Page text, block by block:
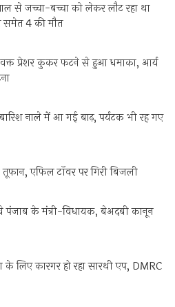
से जच्चा-बच्चा को लेकर लौट रहा था
समेत 4 की मौत
वक्त प्रेशर कुकर फटने से हुआ धमाका, आर्य
नाले में आ गई बाढ़, पर्यटक भी रह गए
एफिल टॉवर पर गिरी बिजली
के मंत्री-विधायक, बेअदबी कानून
के लिए कारगर हो रहा सारथी एप, DMRC